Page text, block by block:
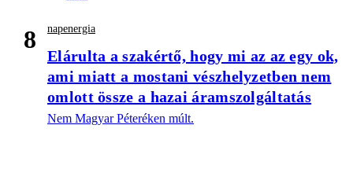
8 napenergia
Elárulta a szakértő, hogy mi az az egy ok,
ami miatt a mostani vészhelyzetben nem
omlott össze a hazai áramszolgáltatás
Nem Magyar Péteréken múlt.